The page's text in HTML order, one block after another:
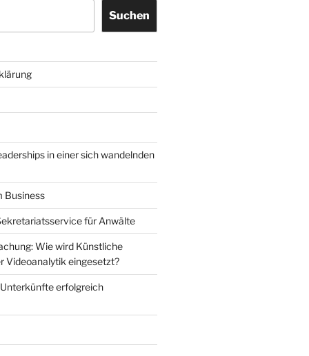
Suchen
in einer sich wandelnden
Business
für Anwälte
Wie wird Künstliche
Videoanalytik eingesetzt?
erfolgreich